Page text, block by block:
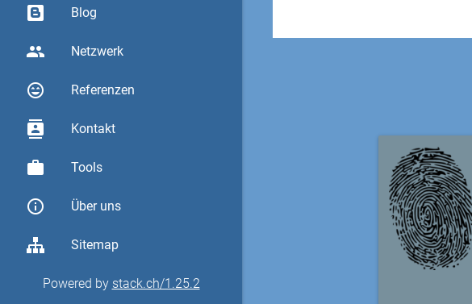
Blog
group Netzwerk
sentiment_very_satisfied Referenzen
contacts Kontakt
work Tools
info_outline Über uns
Sitemap
Powered by stack.ch/1.25.2